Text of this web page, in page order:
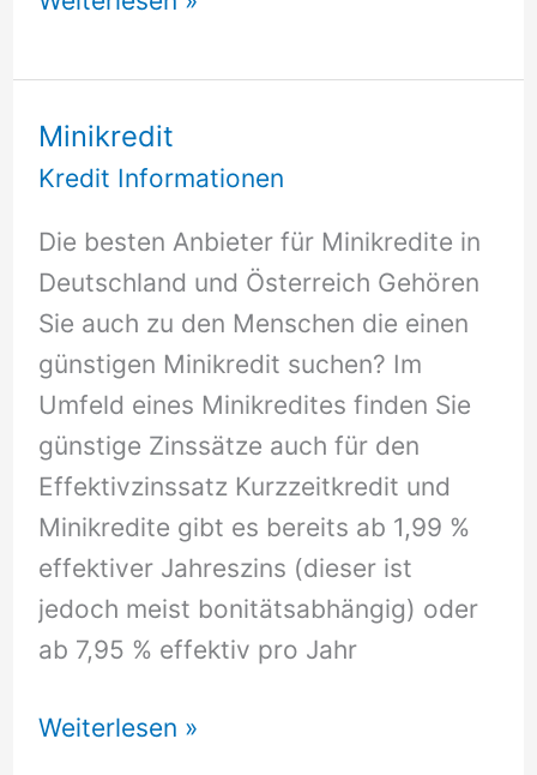
Monate
Laufzeit
Minikredit
Kredit Informationen
Die besten Anbieter für Minikredite in
Deutschland und Österreich Gehören
Sie auch zu den Menschen die einen
günstigen Minikredit suchen? Im
Umfeld eines Minikredites finden Sie
günstige Zinssätze auch für den
Effektivzinssatz Kurzzeitkredit und
Minikredite gibt es bereits ab 1,99 %
effektiver Jahreszins (dieser ist
jedoch meist bonitätsabhängig) oder
ab 7,95 % effektiv pro Jahr
Minikredit
Weiterlesen »